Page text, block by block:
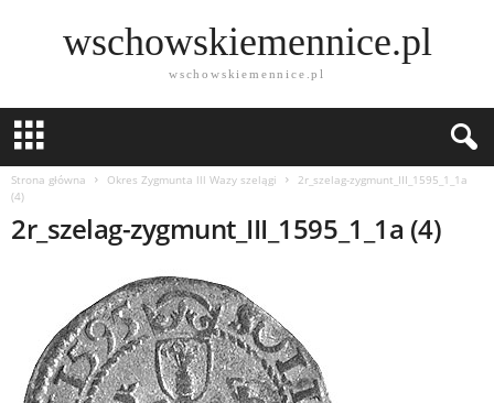
wschowskiemennice.pl
wschowskiemennice.pl
Strona główna Okres Zygmunta lll Wazy szelągi
2r_szelag-zygmunt_III_1595_1_1a
(4)
2r_szelag-zygmunt_III_1595_1_1a (4)